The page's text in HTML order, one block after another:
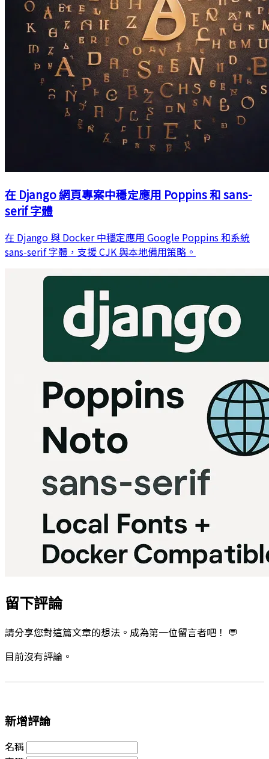
在 Django 網頁專案中穩定應用 Poppins 和 sans-
serif 字體
在 Django 與 Docker 中穩定應用 Google Poppins 和系統
sans-serif 字體，支援 CJK 與本地備用策略。
留下評論
請分享您對這篇文章的想法。成為第一位留言者吧！ 💬
目前沒有評論。
新增評論
名稱